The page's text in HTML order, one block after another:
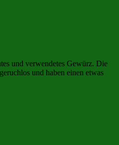
und verwendetes Gewürz. Die
und haben einen etwas